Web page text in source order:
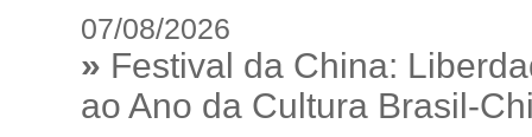
07/08/2026
» Festival da China:
ao Ano da Cultura Brasil-